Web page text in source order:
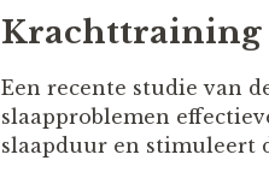
Krachttraining
Een recente studie van
slaapproblemen
slaapduur en stimuleert